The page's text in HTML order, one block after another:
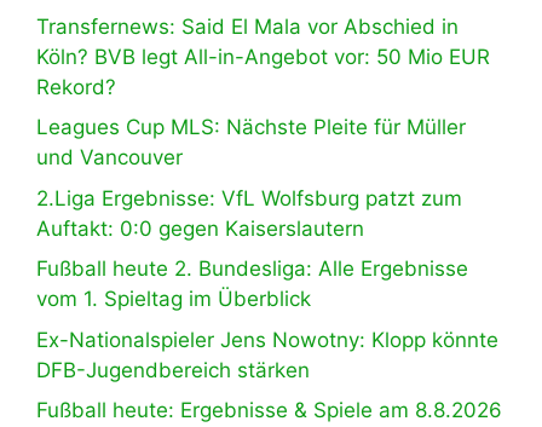
Transfernews: Said El Mala vor Abschied in
Köln? BVB legt All-in-Angebot vor: 50 Mio EUR
Rekord?
Leagues Cup MLS: Nächste Pleite für Müller
und Vancouver
2.Liga Ergebnisse: VfL Wolfsburg patzt zum
Auftakt: 0:0 gegen Kaiserslautern
Fußball heute 2. Bundesliga: Alle Ergebnisse
vom 1. Spieltag im Überblick
Ex-Nationalspieler Jens Nowotny: Klopp könnte
DFB-Jugendbereich stärken
Fußball heute: Ergebnisse & Spiele am 8.8.2026